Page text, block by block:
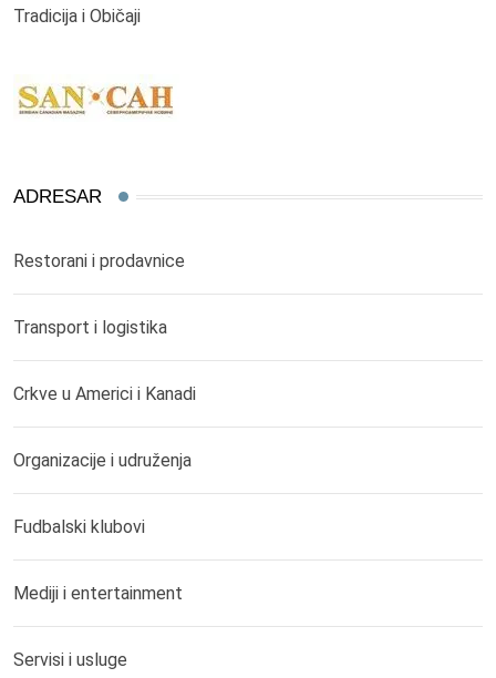
Tradicija i Običaji
ADRESAR
Restorani i prodavnice
Transport i logistika
Crkve u Americi i Kanadi
Organizacije i udruženja
Fudbalski klubovi
Mediji i entertainment
Servisi i usluge